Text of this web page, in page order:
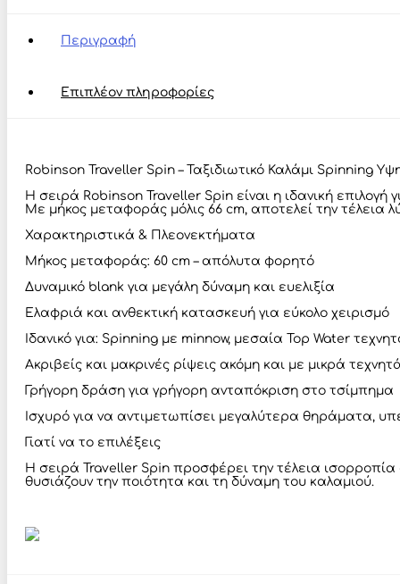
Περιγραφή
Επιπλέον πληροφορίες
Robinson Traveller Spin – Ταξιδιωτικό Καλάμι Spinning
Η σειρά Robinson Traveller Spin είναι η ιδανική
Με μήκος μεταφοράς μόλις 66 cm, αποτελεί την τέλεια
Χαρακτηριστικά & Πλεονεκτήματα
Μήκος μεταφοράς: 60 cm – απόλυτα φορητό
Δυναμικό blank για μεγάλη δύναμη και ευελιξία
Ελαφριά και ανθεκτική κατασκευή για εύκολο χειρισμό
Ιδανικό για: Spinning με minnow, μεσαία Top Water
Ακριβείς και μακρινές ρίψεις ακόμη και με μικρά
Γρήγορη δράση για γρήγορη ανταπόκριση στο τσίμπημα
Ισχυρό για να αντιμετωπίσει μεγαλύτερα θηράματα,
Γιατί να το επιλέξεις
Η σειρά Traveller Spin προσφέρει την τέλεια
θυσιάζουν την ποιότητα και τη δύναμη του καλαμιού.